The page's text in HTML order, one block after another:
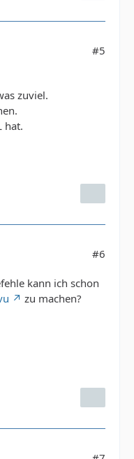
#5
zuviel.
hat.
#6
kann ich schon
zu machen?